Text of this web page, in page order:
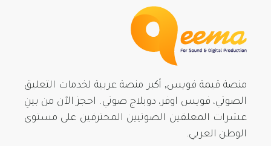
منصة قيمة فويس, أكبر منصة عربية لخدمات التعليق
الصوتي، فويس اوفر، دوبلاج صوتي. احجز الآن من بينِ
عشرات المعلقين الصوتيين المحترفين على مستوى
الوطن العربي.